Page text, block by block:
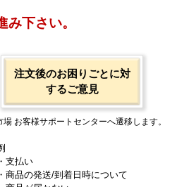
下さい。
注文後のお困りごとに対
するご意見
場 お客様サポートセンターへ遷移します。
・支払い
・商品の発送/到着日時について